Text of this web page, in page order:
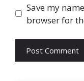
Website
Save my
browser for